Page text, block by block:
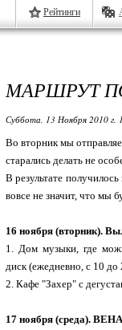
Рейтинги
МАРШРУТ
Суббота, 13 Ноября 2010 г.
Во вторник мы
старались делать не
В результате
вовсе не значит, что мы
16 ноября (вторник).
1. Дом музыки, где
диск (ежедневно, с 10 до
2. Кафе "Захер" с
17 ноября (среда).